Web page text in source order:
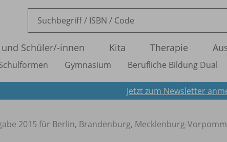
Schüler/-innen Kita Therapie
Gymnasium Berufliche Bildung Dual
Jetzt zum Newsletter
2015 für Berlin, Brandenburg, Mecklenburg-